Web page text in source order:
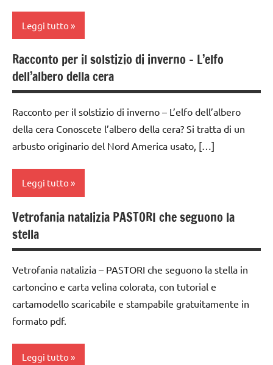
lavoretti
per
Natale
Natale
tecniche
varie
ARGOMENTI
PER ETA'
TUTTI GLI
ARTICOLI
FESTE
DELL'ANNO
GUIDA
DIDATTICA
WALDORF
Natale
PEDAGOGIE
TUTTI GLI
ARGOMENTI
PER ETA'
TUTTI GLI
ARTICOLI
Leggi tutto
acquarello
arte
classe
4a
classe
5a
dai
6
anni
GUIDA
WALDORF
Racconto per il solstizio di inverno – L’elfo
dell’albero della cera
Racconto per il solstizio di inverno – L’elfo dell’albero
della cera Conoscete l’albero della cera? Si tratta di un
arbusto originario del Nord America usato, […]
Leggi tutto
2a
settimana
di
avvento
arte
Waldorf
dai
6
Vetrofania natalizia PASTORI che seguono la
stella
Vetrofania natalizia – PASTORI che seguono la stella in
cartoncino e carta velina colorata, con tutorial e
cartamodello scaricabile e stampabile gratuitamente in
formato pdf.
Leggi tutto